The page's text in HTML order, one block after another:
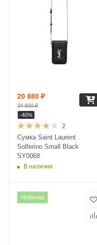
2
Сумка Saint Laurent
Solferino Small Black
SY0068
В наличии
20 880 ₽
34 800₽
-40%
Новинка